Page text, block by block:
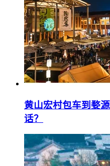
黄山宏村包车到婺
话？